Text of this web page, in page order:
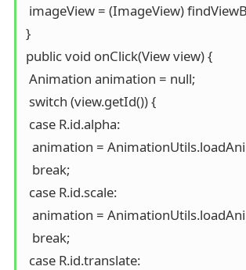
imageView = (ImageView)
}
public void onClick(View view) {
Animation animation = null;
switch (view.getId()) {
case R.id.alpha:
animation =
  break;
case R.id.scale:
animation =
  break;
case R.id.translate: